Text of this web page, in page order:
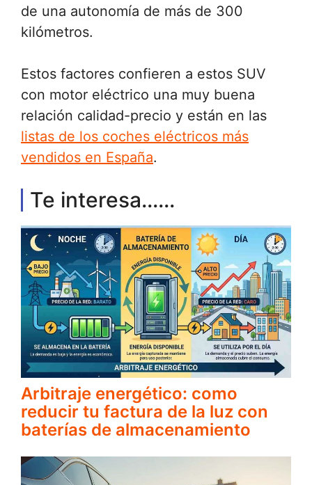
de una autonomía de más de 300
kilómetros.
Estos factores confieren a estos SUV
con motor eléctrico una muy buena
relación calidad-precio y están en las
listas de los coches eléctricos más
vendidos en España.
Te interesa......
Arbitraje energético: como
reducir tu factura de la luz con
baterías de almacenamiento